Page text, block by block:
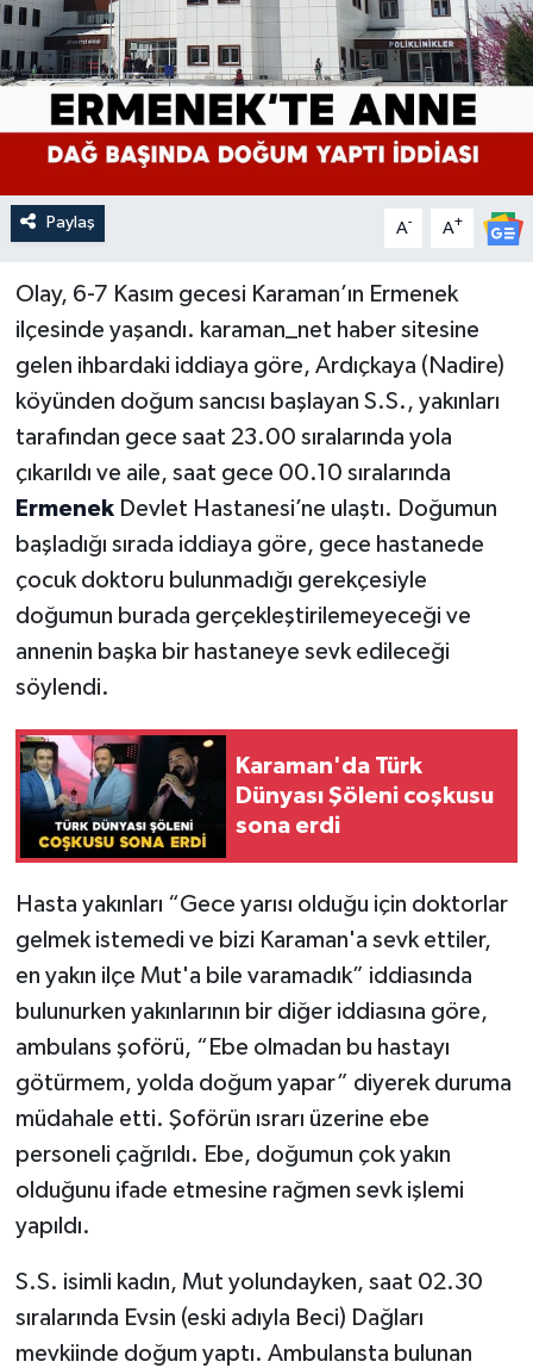
Paylaş A- A+
Olay, 6-7 Kasım gecesi Karaman’ın Ermenek
ilçesinde yaşandı. karaman_net haber sitesine
gelen ihbardaki iddiaya göre, Ardıçkaya (Nadire)
köyünden doğum sancısı başlayan S.S., yakınları
tarafından gece saat 23.00 sıralarında yola
çıkarıldı ve aile, saat gece 00.10 sıralarında
Ermenek Devlet Hastanesi’ne ulaştı. Doğumun
başladığı sırada iddiaya göre, gece hastanede
çocuk doktoru bulunmadığı gerekçesiyle
doğumun burada gerçekleştirilemeyeceği ve
annenin başka bir hastaneye sevk edileceği
söylendi.
Karaman'da Türk
Dünyası Şöleni coşkusu
sona erdi
Hasta yakınları “Gece yarısı olduğu için doktorlar
gelmek istemedi ve bizi Karaman'a sevk ettiler,
en yakın ilçe Mut'a bile varamadık” iddiasında
bulunurken yakınlarının bir diğer iddiasına göre,
ambulans şoförü, “Ebe olmadan bu hastayı
götürmem, yolda doğum yapar” diyerek duruma
müdahale etti. Şoförün ısrarı üzerine ebe
personeli çağrıldı. Ebe, doğumun çok yakın
olduğunu ifade etmesine rağmen sevk işlemi
yapıldı.
S.S. isimli kadın, Mut yolundayken, saat 02.30
sıralarında Evsin (eski adıyla Beci) Dağları
mevkiinde doğum yaptı. Ambulansta bulunan